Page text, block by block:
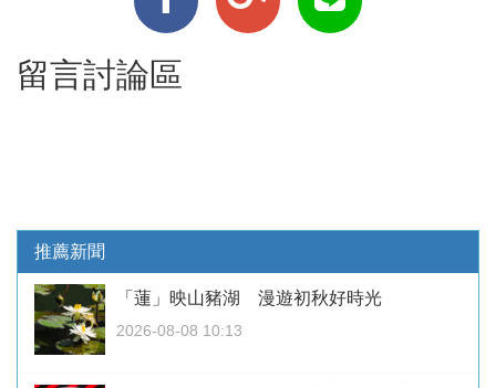
留言討論區
推薦新聞
「蓮」映山豬湖 漫遊初秋好時光
2026-08-08 10:13